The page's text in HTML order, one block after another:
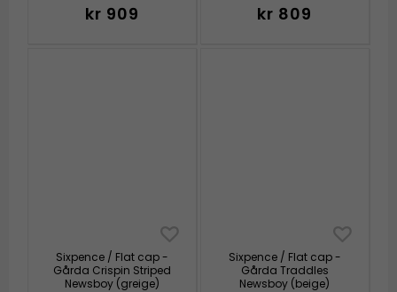
kr 909 kr 809
Sixpence / Flat cap -
Gårda Crispin Striped
Newsboy (greige)
Sixpence / Flat cap -
Gårda Traddles
Newsboy (beige)